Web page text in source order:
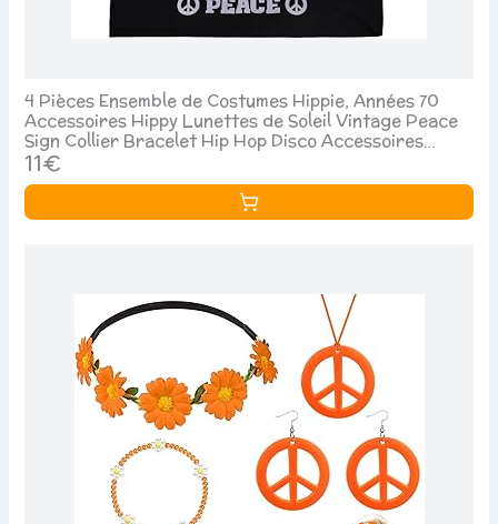
4 Pièces Ensemble de Costumes Hippie, Années 70
Accessoires Hippy Lunettes de Soleil Vintage Peace
Sign Collier Bracelet Hip Hop Disco Accessoires
Homme Fête sur le thème d'Halloween
11€